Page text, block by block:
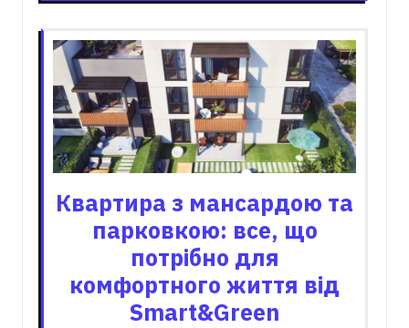
Квартира з мансардою та
парковкою: все, що
потрібно для
комфортного життя від
Smart&Green